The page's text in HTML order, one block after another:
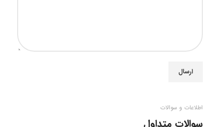
اطلاعات و سوالات
سوالات متداول